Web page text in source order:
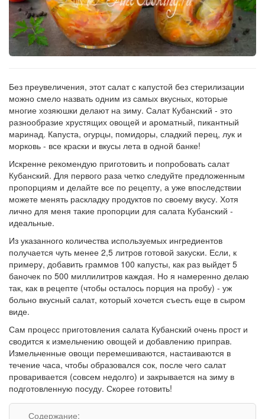
заказу
Без преувеличения, этот салат с капустой без стерилизации
можно смело назвать одним из самых вкусных, которые
многие хозяюшки делают на зиму. Салат Кубанский - это
разнообразие хрустящих овощей и ароматный, пикантный
маринад. Капуста, огурцы, помидоры, сладкий перец, лук и
морковь - все краски и вкусы лета в одной банке!
Искренне рекомендую приготовить и попробовать салат
Кубанский. Для первого раза четко следуйте предложенным
пропорциям и делайте все по рецепту, а уже впоследствии
можете менять раскладку продуктов по своему вкусу. Хотя
лично для меня такие пропорции для салата Кубанский -
идеальные.
Из указанного количества используемых ингредиентов
получается чуть менее 2,5 литров готовой закуски. Если, к
примеру, добавить граммов 100 капусты, как раз выйдет 5
баночек по 500 миллилитров каждая. Но я намеренно делаю
так, как в рецепте (чтобы осталось порция на пробу) - уж
больно вкусный салат, который хочется съесть еще в сыром
виде.
Сам процесс приготовления салата Кубанский очень прост и
сводится к измельчению овощей и добавлению приправ.
Измельченные овощи перемешиваются, настаиваются в
течение часа, чтобы образовался сок, после чего салат
проваривается (совсем недолго) и закрывается на зиму в
подготовленную посуду. Скорее готовить!
Содержание: